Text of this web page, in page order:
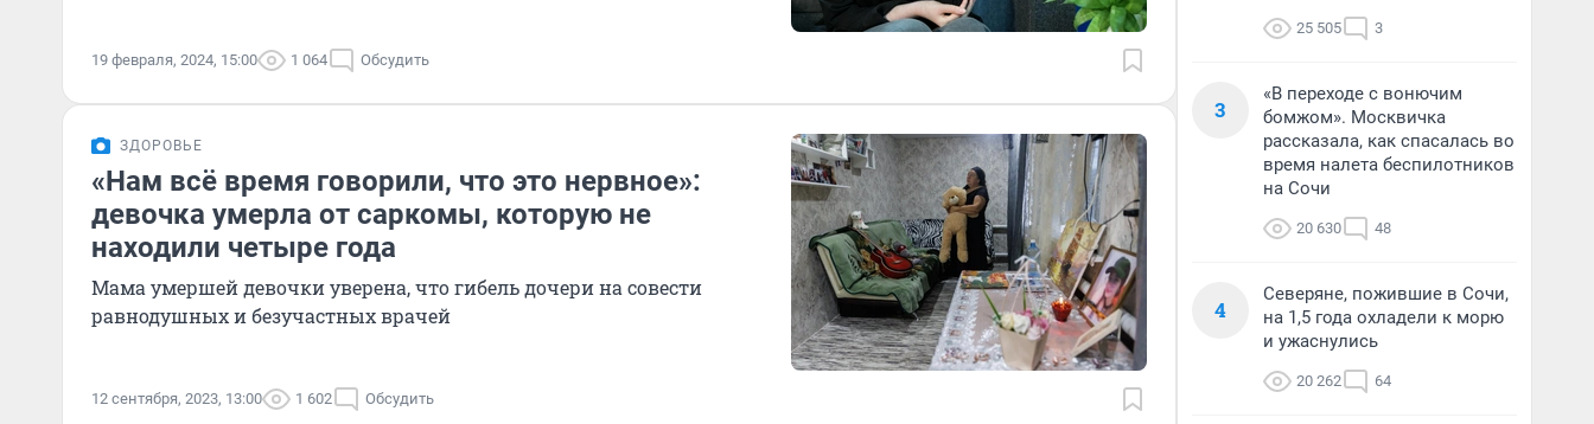
19 февраля, 2024, 15:00 1 064 Обсудить
ЗДОРОВЬЕ
«Нам всё время говорили, что это нервное»:
девочка умерла от саркомы, которую не
находили четыре года
Мама умершей девочки уверена, что гибель дочери на совести
равнодушных и безучастных врачей
12 сентября, 2023, 13:00 1 602 Обсудить
25 505 3
3
«В переходе с вонючим
бомжом». Москвичка
рассказала, как спасалась во
время налета беспилотников
на Сочи
20 630 48
4
Северяне, пожившие в Сочи,
на 1,5 года охладели к морю
и ужаснулись
20 262 64